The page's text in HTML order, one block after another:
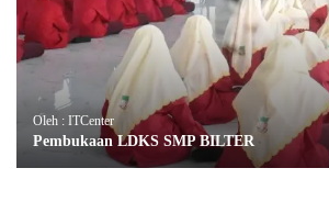
Oleh : ITCenter
Pembukaan LDKS SMP BILTER